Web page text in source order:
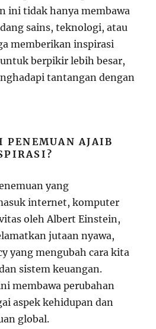
ini tidak hanya membawa
sains, teknologi, atau
memberikan inspirasi
berpikir lebih besar,
tantangan dengan
PENEMUAN AJAIB
yang
internet, komputer
oleh Albert Einstein,
jutaan nyawa,
yang mengubah cara kita
sistem keuangan.
membawa perubahan
aspek kehidupan dan
global.